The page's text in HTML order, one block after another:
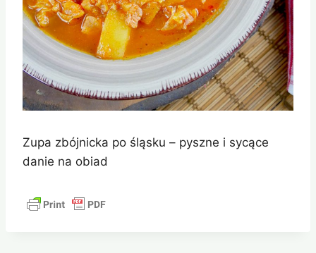
Zupa zbójnicka po śląsku – pyszne i sycące
danie na obiad